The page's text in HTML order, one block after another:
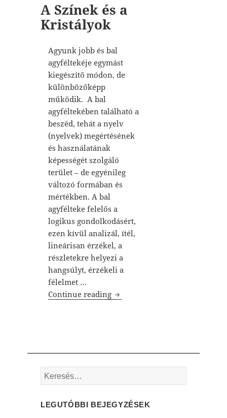
VÁSÁRLÁS / KOSÁR
A Színek és a
Kristályok
Agyunk jobb és bal
agyféltekéje egymást
kiegészítő módon, de
különbözőképp
működik. A bal
agyféltekében található a
beszéd, tehát a nyelv
(nyelvek) megértésének
és használatának
képességét szolgáló
terület – de egyénileg
változó formában és
mértékben. A bal
agyfélteke felelős a
logikus gondolkodásért,
ezen kívül analizál, ítél,
lineárisan érzékel, a
részletekre helyezi a
hangsúlyt, érzékeli a
félelmet …
Continue reading A Színek és a Kristályok
Keresés:
LEGUTÓBBI BEJEGYZÉSEK